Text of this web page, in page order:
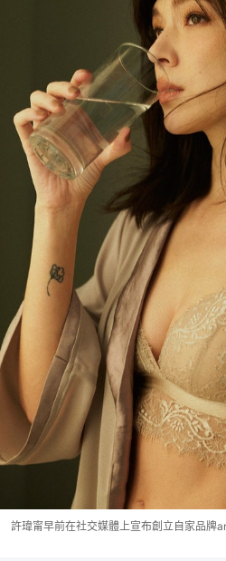
許瑋甯早前在社交媒體上宣布創立自家品牌